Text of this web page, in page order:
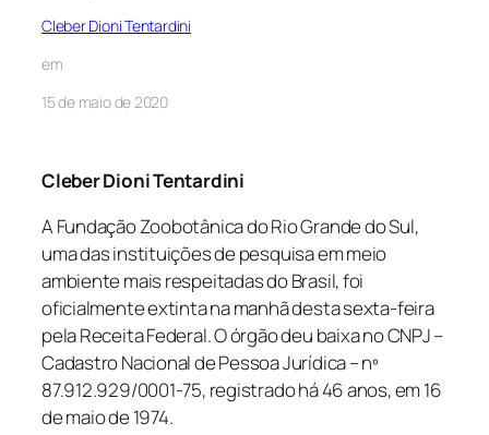
Cleber Dioni Tentardini
em
15 de maio de 2020
Cleber Dioni Tentardini
A Fundação Zoobotânica do Rio Grande do Sul,
uma das instituições de pesquisa em meio
ambiente mais respeitadas do Brasil, foi
oficialmente extinta na manhã desta sexta-feira
pela Receita Federal. O órgão deu baixa no CNPJ –
Cadastro Nacional de Pessoa Jurídica – nº
87.912.929/0001-75, registrado há 46 anos, em 16
de maio de 1974.